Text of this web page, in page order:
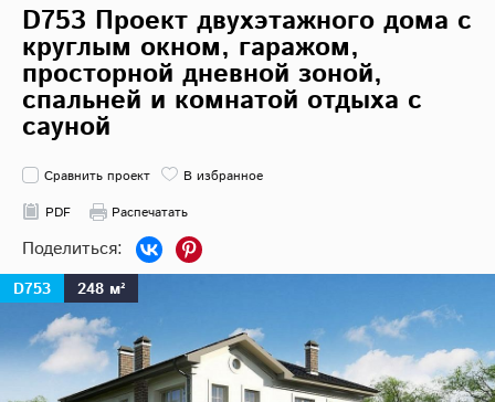
D753 Проект двухэтажного дома с
круглым окном, гаражом,
просторной дневной зоной,
спальней и комнатой отдыха с
сауной
Сравнить проект
В избранное
PDF
Распечатать
D753 248 м²